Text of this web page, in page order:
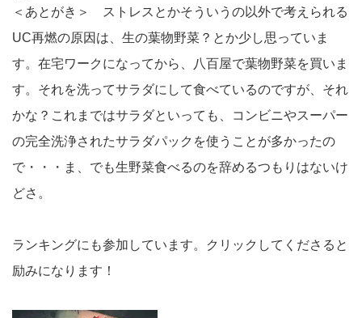
＜あとがき＞ ストレスとかそういうの以外で考えられる
UC再燃の原因は、生の葉物野菜？とか少し思っていま
す。在宅ワークになってから、八百屋で葉物野菜を買いま
す。それを洗ってサラダにして食べているのですが、それ
かな？これまではサラダといっても、コンビニやスーパー
の完全洗浄されたサラダパックを使うことが多かったの
で・・・ま、でも生野菜食べるのを辞めるつもりはないけ
どさ。
ランキングにも参加しています。クリックしてくださると
励みになります！